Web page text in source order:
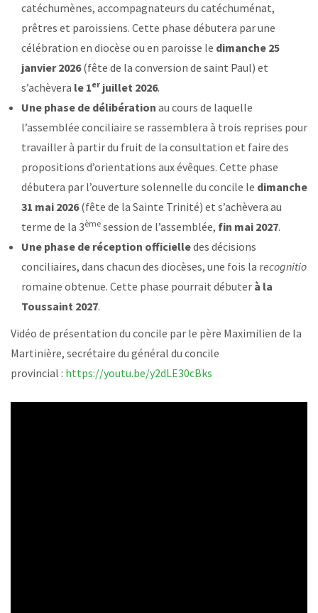
catéchumènes, accompagnateurs du catéchuménat,
prêtres et paroissiens. Cette phase débutera par une
célébration en diocèse ou en paroisse le dimanche 25
janvier 2026(fête de la conversion de saint Paul) et
s’achèvera le 1er juillet 2026.
Une phase de délibération au cours de laquelle
l’assemblée conciliaire se rassemblera à trois reprises pour
travailler à partir du fruit de la consultation et faire des
propositions d’orientations aux évêques. Cette phase
débutera par l’ouverture solennelle du concile le dimanche
31 mai 2026(fête de la Sainte Trinité) et s’achèvera au
terme de la 3ème session de l’assemblée, fin mai 2027.
Une phase de réception officielledes décisions
conciliaires, dans chacun des diocèses, une fois la recognitio
romaine obtenue. Cette phase pourrait débuter à la
Toussaint 2027.
Vidéo de présentation du concile par le père Maximilien de la
Martinière, secrétaire du général du concile
provincial : https://youtu.be/y2dLE30cBks